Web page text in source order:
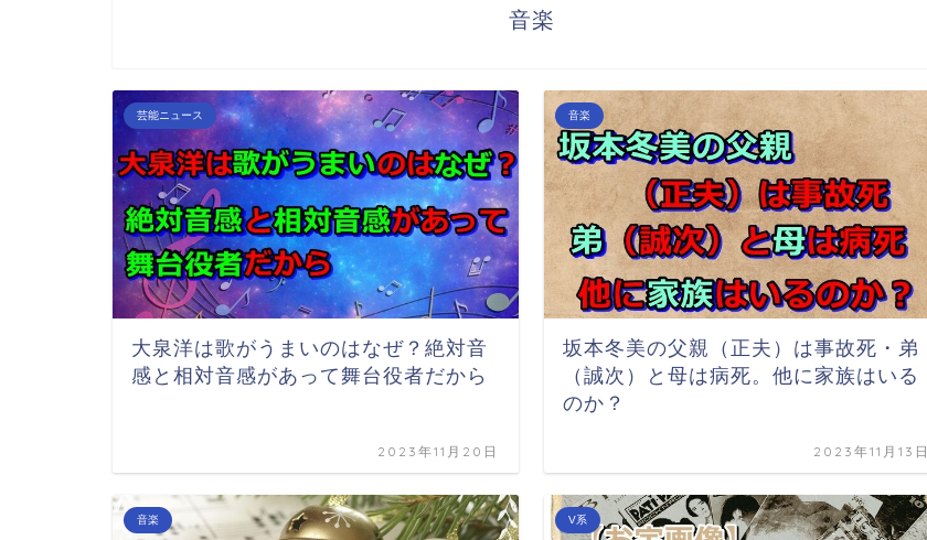
音楽
芸能ニュース
大泉洋は歌がうまいのはなぜ？絶対音
感と相対音感があって舞台役者だから
2023年11月20日
音楽
坂本冬美の父親（正夫）は事故死・弟
（誠次）と母は病死。他に家族はいる
のか？
2023年11月13日
音楽 V系